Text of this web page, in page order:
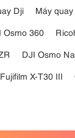
Dji Máy
Osmo 360
DJI Osmo
Fujifilm X-T30 III